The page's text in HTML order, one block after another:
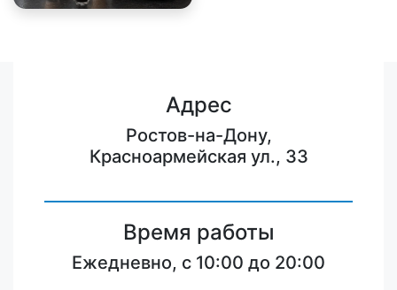
Адрес
Ростов-на-Дону,
Красноармейская ул., 33
Время работы
Ежедневно, с 10:00 до 20:00